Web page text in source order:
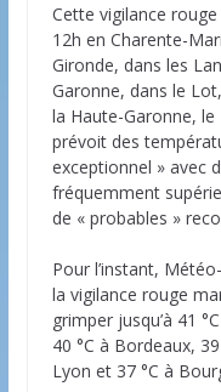
Cette vigilance
12h en Charente-
Gironde, dans les
Garonne, dans le
la Haute-Garonne, le
prévoit des
exceptionnel » avec
fréquemment
de « probables »
Pour l’instant,
la vigilance rouge
grimper jusqu’à 41
40 °C à Bordeaux,
Lyon et 37 °C à